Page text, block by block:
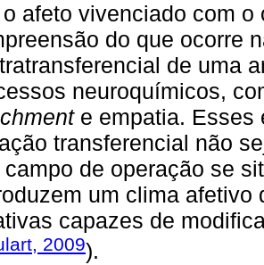
afeto vivenciado com
do que ocorre
de uma
neuroquímicos,
e empatia. Esses
transferencial não
campo de operação se
um clima
capazes de
2009).